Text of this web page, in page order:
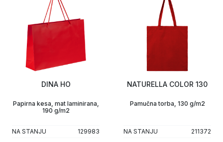
DINA HO
Papirna kesa, mat laminirana,
190 g/m2
NA STANJU 129983
NATURELLA COLOR 130
Pamučna torba, 130 g/m2
NA STANJU 211372